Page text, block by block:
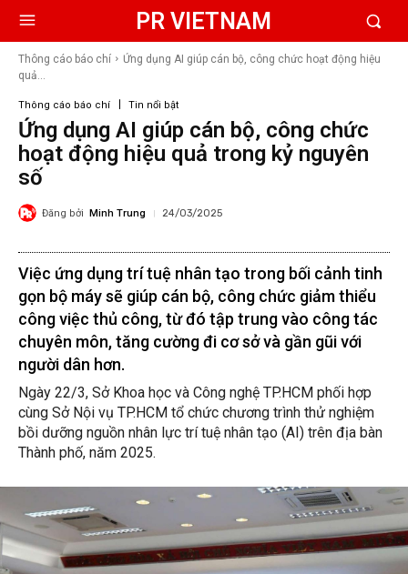
PR VIETNAM
Thông cáo báo chí
Ứng dụng AI giúp cán bộ, công chức hoạt động hiệu
quả...
Thông cáo báo chí Tin nổi bật
Ứng dụng AI giúp cán bộ, công chức
hoạt động hiệu quả trong kỷ nguyên
số
Đăng bởi Minh Trung 24/03/2025
Việc ứng dụng trí tuệ nhân tạo trong bối cảnh tinh
gọn bộ máy sẽ giúp cán bộ, công chức giảm thiểu
công việc thủ công, từ đó tập trung vào công tác
chuyên môn, tăng cường đi cơ sở và gần gũi với
người dân hơn.
Ngày 22/3, Sở Khoa học và Công nghệ TP.HCM phối hợp
cùng Sở Nội vụ TP.HCM tổ chức chương trình thử nghiệm
bồi dưỡng nguồn nhân lực trí tuệ nhân tạo (AI) trên địa bàn
Thành phố, năm 2025.